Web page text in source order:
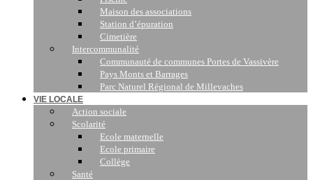
Maison des associations
Station d’épuration
Cimetière
Intercommunalité
Communauté de communes Portes de Vassivère
Pays Monts et Barrages
Parc Naturel Régional de Millevaches
VIE LOCALE
Action sociale
Scolarité
Ecole maternelle
Ecole primaire
Collège
Santé